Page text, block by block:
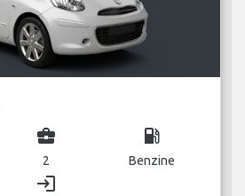
business_center
2
local_gas_station
Benzine
login